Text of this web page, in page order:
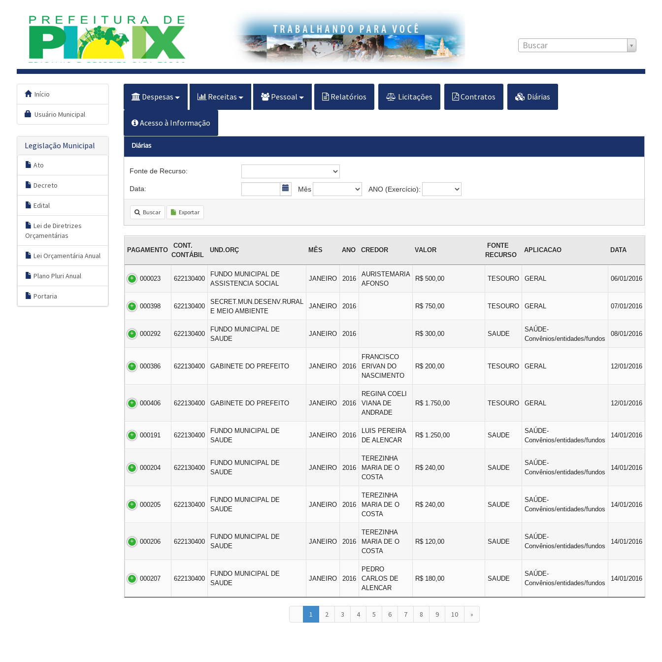
Buscar
Início
Usuário Municipal
Despesas Receitas Pessoal Relatórios Licitações Contratos Diárias
Acesso à Informação
Legislação Municipal
Ato
Decreto
Edital
Lei de Diretrizes
Orçamentárias
Lei Orçamentária Anual
Plano Pluri Anual
Portaria
Diárias
Fonte de Recurso:
Data: Mês ANO (Exercício):
Buscar Exportar
PAGAMENTO
CONT.
CONTÁBIL
UND.ORÇ MÊS ANO CREDOR VALOR
FONTE
RECURSO
APLICACAO DATA
000023 622130400
FUNDO MUNICIPAL DE
ASSISTENCIA SOCIAL
JANEIRO 2016
AURISTEMARIA
AFONSO
R$ 500,00 TESOURO GERAL 06/01/2016
000398 622130400
SECRET.MUN.DESENV.RURAL
E MEIO AMBIENTE
JANEIRO 2016 R$ 750,00 TESOURO GERAL 07/01/2016
000292 622130400
FUNDO MUNICIPAL DE
SAUDE
JANEIRO 2016 R$ 300,00 SAUDE
SAÚDE-
Convênios/entidades/fundos
08/01/2016
000386 622130400 GABINETE DO PREFEITO JANEIRO 2016
FRANCISCO
ERIVAN DO
NASCIMENTO
R$ 200,00 TESOURO GERAL 12/01/2016
000406 622130400 GABINETE DO PREFEITO JANEIRO 2016
REGINA COELI
VIANA DE
ANDRADE
R$ 1.750,00 TESOURO GERAL 12/01/2016
000191 622130400
FUNDO MUNICIPAL DE
SAUDE
JANEIRO 2016
LUIS PEREIRA
DE ALENCAR
R$ 1.250,00 SAUDE
SAÚDE-
Convênios/entidades/fundos
14/01/2016
000204 622130400
FUNDO MUNICIPAL DE
SAUDE
JANEIRO 2016
TEREZINHA
MARIA DE O
COSTA
R$ 240,00 SAUDE
SAÚDE-
Convênios/entidades/fundos
14/01/2016
000205 622130400
FUNDO MUNICIPAL DE
SAUDE
JANEIRO 2016
TEREZINHA
MARIA DE O
COSTA
R$ 240,00 SAUDE
SAÚDE-
Convênios/entidades/fundos
14/01/2016
000206 622130400
FUNDO MUNICIPAL DE
SAUDE
JANEIRO 2016
TEREZINHA
MARIA DE O
COSTA
R$ 120,00 SAUDE
SAÚDE-
Convênios/entidades/fundos
14/01/2016
000207 622130400
FUNDO MUNICIPAL DE
SAUDE
JANEIRO 2016
PEDRO
CARLOS DE
ALENCAR
R$ 180,00 SAUDE
SAÚDE-
Convênios/entidades/fundos
14/01/2016
1 2 3 4 5 6 7 8 9 10 »